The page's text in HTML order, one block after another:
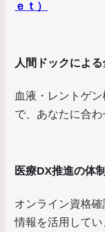
ｅｔ）
人間ドックによ
血液・レントゲ
で、あなたに合わ
医療DX推進の体制
オンライン資格
情報を活用してい